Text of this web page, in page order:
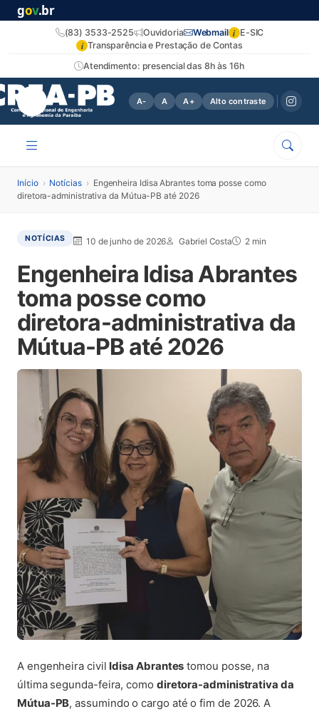
gov.br
Atendimento: presencial das 8h às 16h
(83) 3533-2525 Ouvidoria Webmail i E-SIC
i Transparência e Prestação de Contas
A- A A+ Alto contraste
Início › Notícias › Engenheira Idisa Abrantes toma posse como
diretora-administrativa da Mútua-PB até 2026
NOTÍCIAS 10 de junho de 2026 Gabriel Costa 2 min
Engenheira Idisa Abrantes
toma posse como
diretora-administrativa da
Mútua-PB até 2026
A engenheira civil Idisa Abrantes tomou posse, na
última segunda-feira, como diretora-administrativa da
Mútua-PB, assumindo o cargo até o fim de 2026. A